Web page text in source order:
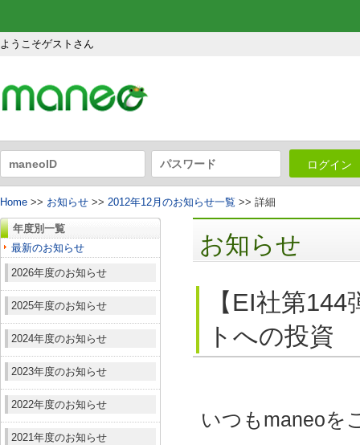
ようこそゲストさん
ログイン
Home >> お知らせ >> 2012年12月のお知らせ一覧 >> 詳細
年度別一覧
最新のお知らせ
2026年度のお知らせ
2025年度のお知らせ
2024年度のお知らせ
2023年度のお知らせ
2022年度のお知らせ
2021年度のお知らせ
お知らせ
【EI社第
トへの投資
いつもmaneoを